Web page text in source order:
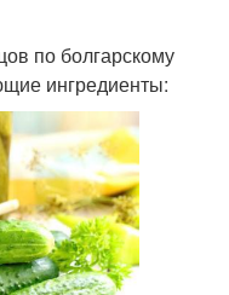
по болгарскому
ингредиенты: